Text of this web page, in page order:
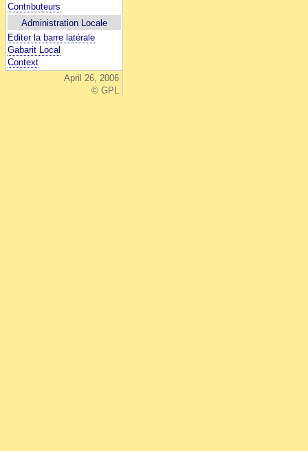
Contributeurs
Administration Locale
Editer la barre latérale
Gabarit Local
Context
April 26, 2006
© GPL